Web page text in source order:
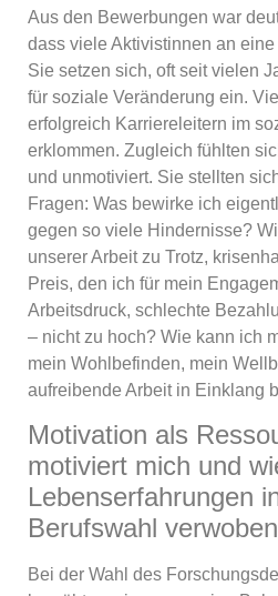
Aus den Bewerbungen war
dass viele Aktivistinnen an
Sie setzen sich, oft seit vielen
für soziale Veränderung ein.
erfolgreich Karriereleitern im
erklommen. Zugleich fühlten
und unmotiviert. Sie stellten
Fragen: Was bewirke ich
gegen so viele Hindernisse?
unserer Arbeit zu Trotz,
Preis, den ich für mein
Arbeitsdruck, schlechte
– nicht zu hoch? Wie kann ich
mein Wohlbefinden, mein
aufreibende Arbeit in Einklang
Motivation als
motiviert mich und
Lebenserfahrungen
Berufswahl
Bei der Wahl des